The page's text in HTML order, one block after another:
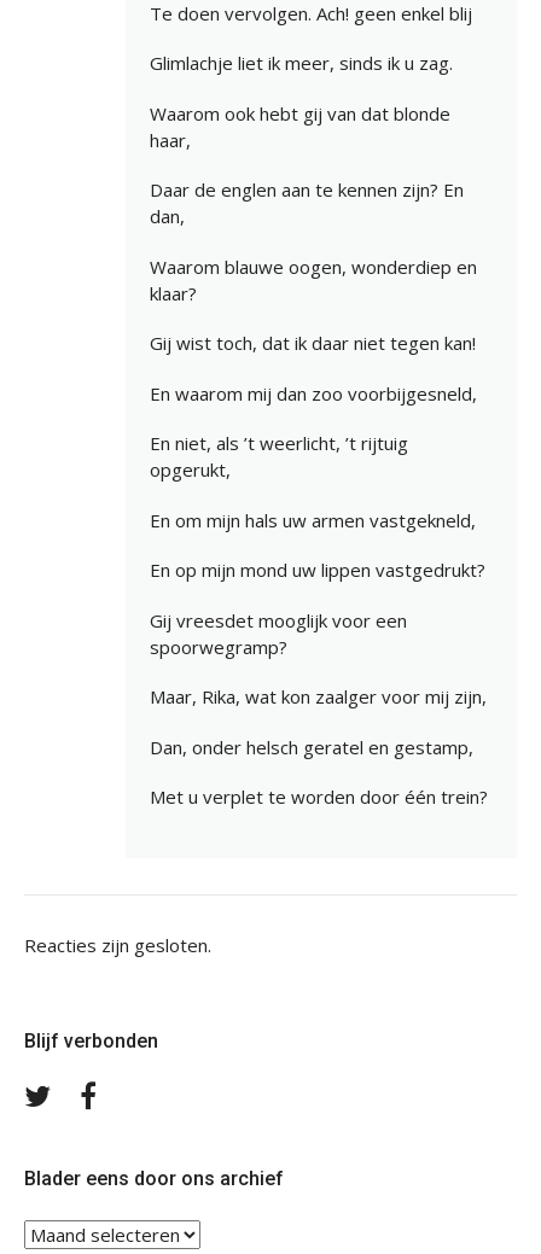
Te doen vervolgen. Ach! geen enkel blij
Glimlachje liet ik meer, sinds ik u zag.
Waarom ook hebt gij van dat blonde
haar,
Daar de englen aan te kennen zijn? En
dan,
Waarom blauwe oogen, wonderdiep en
klaar?
Gij wist toch, dat ik daar niet tegen kan!
En waarom mij dan zoo voorbijgesneld,
En niet, als ’t weerlicht, ’t rijtuig
opgerukt,
En om mijn hals uw armen vastgekneld,
En op mijn mond uw lippen vastgedrukt?
Gij vreesdet mooglijk voor een
spoorwegramp?
Maar, Rika, wat kon zaalger voor mij zijn,
Dan, onder helsch geratel en gestamp,
Met u verplet te worden door één trein?
Reacties zijn gesloten.
Blijf verbonden
Volg
Blader eens door ons archief
Blader